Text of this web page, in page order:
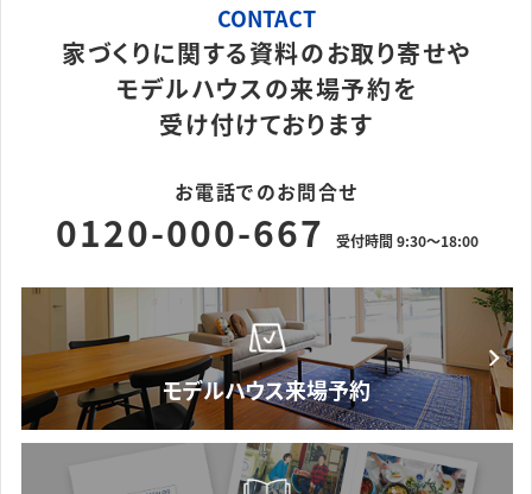
CONTACT
家づくりに関する資料のお取り寄せや
モデルハウスの来場予約を
受け付けております
お電話でのお問合せ
0120-000-667 受付時間 9:30～18:00